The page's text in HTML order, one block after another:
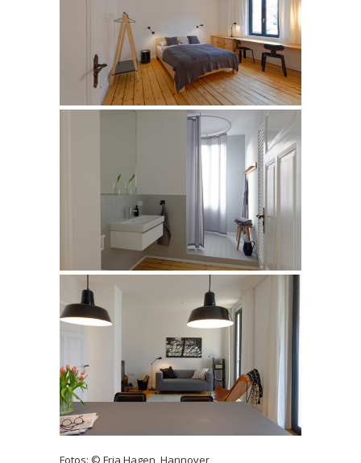
Fotos: © Fria Hagen, Hannover